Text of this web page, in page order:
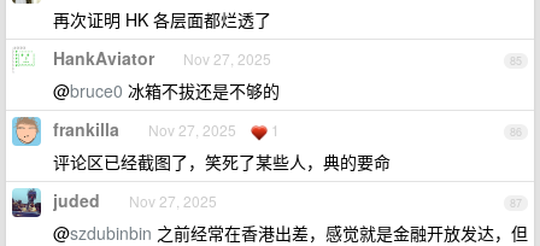
再次证明 HK 各层面都烂透了
85
HankAviator Nov 27, 2025
@bruce0 冰箱不拔还是不够的
86
frankilla Nov 27, 2025 1
评论区已经截图了，笑死了某些人，典的要命
87
juded Nov 27, 2025
@szdubinbin 之前经常在香港出差，感觉就是金融开放发达，但